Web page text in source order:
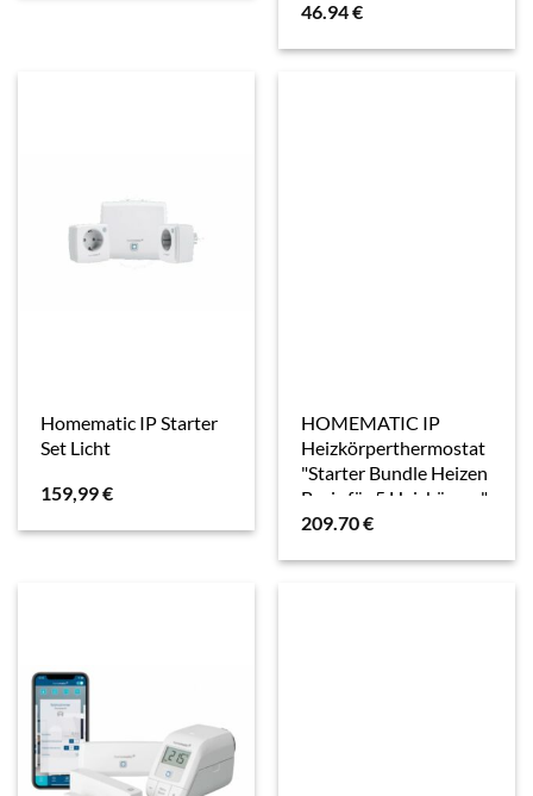
30°C, Thermostat,
46.94€
Homematic IP Starter
Set Licht
159,99€
HOMEMATIC IP
Heizkörperthermostat
"Starter Bundle Heizen
Basic für 5 Heizkörper",
weiß, B:31cm H:12cm
Heizkörperthermostate
209.70€